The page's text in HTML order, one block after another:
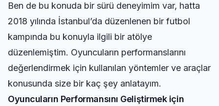
Ben de bu konuda bir sürü deneyimim var, hatta
2018 yılında İstanbul’da düzenlenen bir futbol
kampında bu konuyla ilgili bir atölye
düzenlemiştim. Oyuncuların performanslarını
değerlendirmek için kullanılan yöntemler ve araçlar
konusunda size bir kaç şey anlatayım.
Oyuncuların Performansını Geliştirmek için